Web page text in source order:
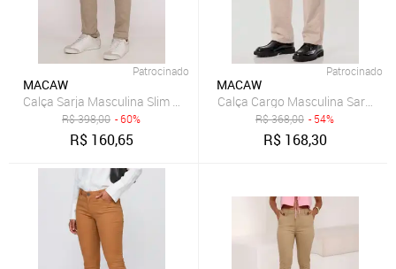
Patrocinado
MACAW
Calça Sarja Masculina Slim Fit Elastano Casual Social Bege Escuro
R$398,00 - 60%
R$ 160,65
Patrocinado
MACAW
R$368,00 - 54%
R$ 168,30